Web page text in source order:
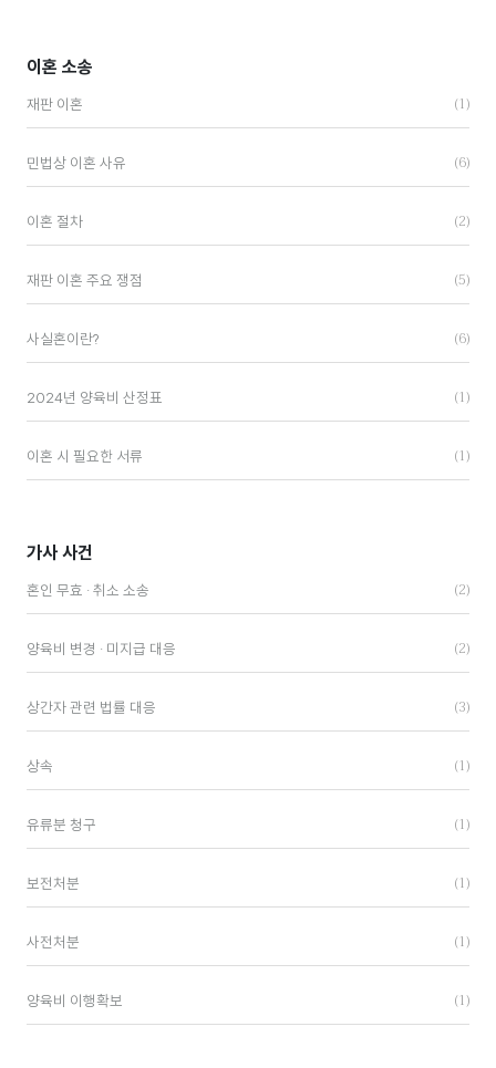
이혼 소송
재판 이혼 (1)
민법상 이혼 사유 (6)
이혼 절차 (2)
재판 이혼 주요 쟁점 (5)
사실혼이란? (6)
2024년 양육비 산정표 (1)
이혼 시 필요한 서류 (1)
가사 사건
혼인 무효 · 취소 소송 (2)
양육비 변경 · 미지급 대응 (2)
상간자 관련 법률 대응 (3)
상속 (1)
유류분 청구 (1)
보전처분 (1)
사전처분 (1)
양육비 이행확보 (1)